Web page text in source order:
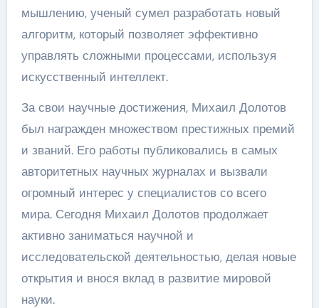
мышлению, ученый сумел разработать новый
алгоритм, который позволяет эффективно
управлять сложными процессами, используя
искусственный интеллект.
За свои научные достижения, Михаил Долотов
был награжден множеством престижных премий
и званий. Его работы публиковались в самых
авторитетных научных журналах и вызвали
огромный интерес у специалистов со всего
мира. Сегодня Михаил Долотов продолжает
активно заниматься научной и
исследовательской деятельностью, делая новые
открытия и внося вклад в развитие мировой
науки.